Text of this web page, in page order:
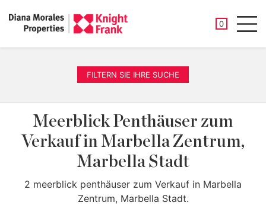
0
FILTERN SIE IHRE SUCHE
Meerblick Penthäuser zum
Verkauf in Marbella Zentrum,
Marbella Stadt
2 meerblick penthäuser zum Verkauf in Marbella
Zentrum, Marbella Stadt.